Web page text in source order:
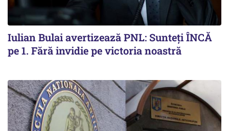
Iulian Bulai avertizează PNL: Sunteți ÎNCĂ
pe 1. Fără invidie pe victoria noastră